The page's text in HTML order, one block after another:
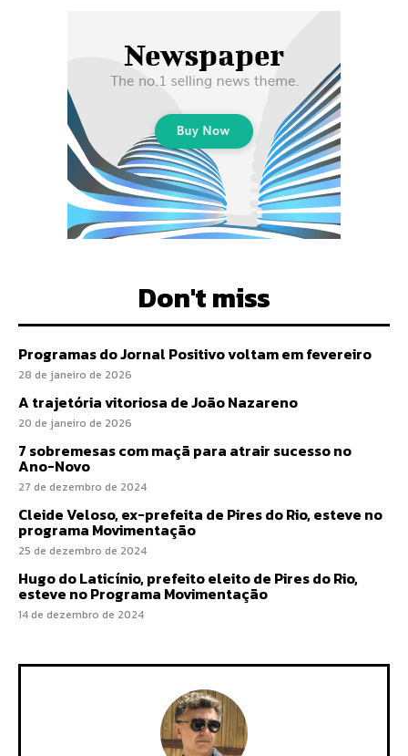
Don't miss
Programas do Jornal Positivo voltam em fevereiro
28 de janeiro de 2026
A trajetória vitoriosa de João Nazareno
20 de janeiro de 2026
7 sobremesas com maçã para atrair sucesso no
Ano-Novo
27 de dezembro de 2024
Cleide Veloso, ex-prefeita de Pires do Rio, esteve no
programa Movimentação
25 de dezembro de 2024
Hugo do Laticínio, prefeito eleito de Pires do Rio,
esteve no Programa Movimentação
14 de dezembro de 2024